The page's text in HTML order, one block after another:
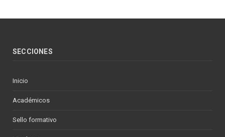
SECCIONES
Inicio
Académicos
Sello formativo